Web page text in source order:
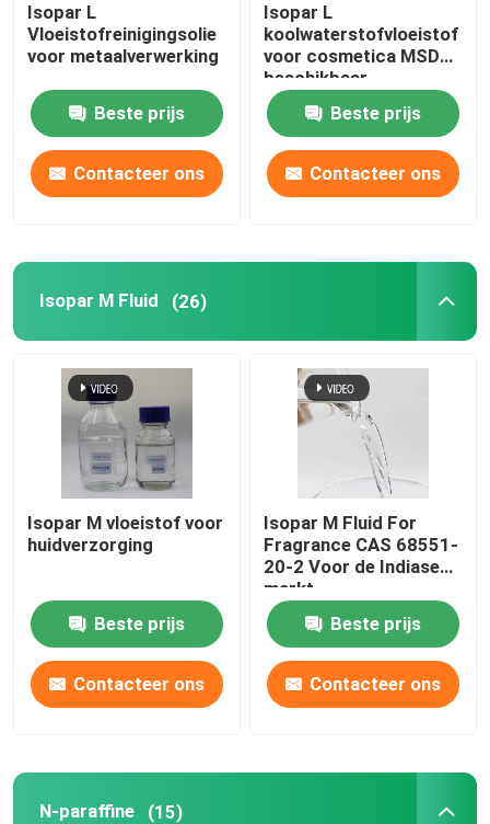
Isopar L
Vloeistofreinigingsolie
voor metaalverwerking
Beste prijs
Contacteer ons
Isopar L
koolwaterstofvloeistof
voor cosmetica MSDS
beschikbaar
Beste prijs
Contacteer ons
Isopar M Fluid (26)
Isopar M vloeistof voor
huidverzorging
Beste prijs
Contacteer ons
Isopar M Fluid For
Fragrance CAS 68551-
20-2 Voor de Indiase
markt
Beste prijs
Contacteer ons
N-paraffine (15)